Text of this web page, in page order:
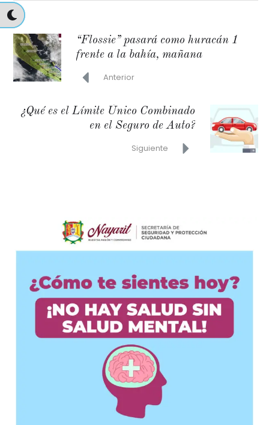
“Flossie” pasará como huracán 1
frente a la bahía, mañana
Anterior
¿Qué es el Límite Único Combinado
en el Seguro de Auto?
Siguiente